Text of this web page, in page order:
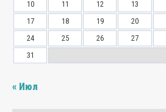
10
11 12 13
17
18 19 20
24
25 26 27
31
« Июл